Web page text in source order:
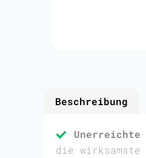
Beschreibung
die wirksamste